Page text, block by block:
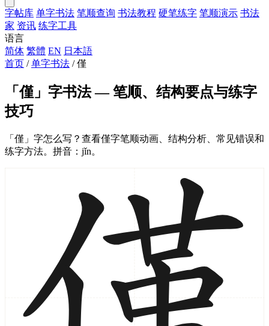
字帖库 单字书法 笔顺查询 书法教程 硬笔练字 笔顺演示 书法
家 资讯 练字工具
语言
简体 繁體 EN 日本語
首页 / 单字书法 / 僅
「僅」字书法 — 笔顺、结构要点与练字
技巧
「僅」字怎么写？查看僅字笔顺动画、结构分析、常见错误和
练字方法。拼音：jǐn。